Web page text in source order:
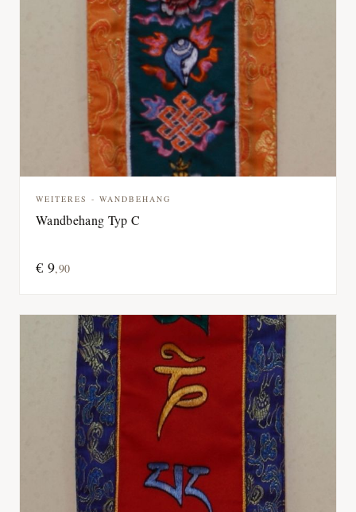
WEITERES - WANDBEHANG
Wandbehang Typ C
€ 9,90